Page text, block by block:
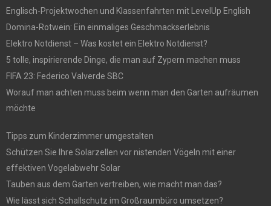
Englisch-Projektwochen und Klassenfahrten mit LevelUp English
Domina-Rotwein: Ein einmaliges Geschmackserlebnis
Elektro Notdienst – Was kostet ein Elektro Notdienst?
5 tolle, inspirierende Dinge, die man auf Zypern machen muss
FIFA 23: Federico Valverde SBC
Worauf man achten muss beim wenn man den Garten aufräumen
möchte
Tipps zum Kinderzimmer umgestalten
Schützen Sie Ihre Solarzellen vor nistenden Vögeln mit einer
effektiven Vogelabwehr Solar
Tauben aus dem Garten vertreiben, wie macht man das?
Wie lässt sich Schallschutz im Großraumbüro umsetzen?